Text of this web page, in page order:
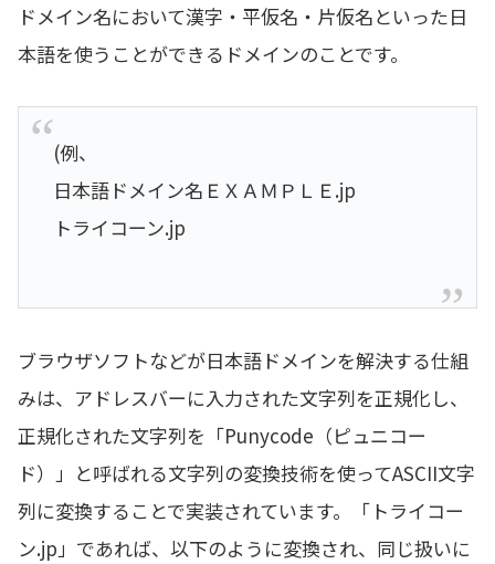
ドメイン名において漢字・平仮名・片仮名といった日
本語を使うことができるドメインのことです。
(例、
日本語ドメイン名ＥＸＡＭＰＬＥ.jp
トライコーン.jp
ブラウザソフトなどが日本語ドメインを解決する仕組
みは、アドレスバーに入力された文字列を正規化し、
正規化された文字列を「Punycode（ピュニコー
ド）」と呼ばれる文字列の変換技術を使ってASCII文字
列に変換することで実装されています。「トライコー
ン.jp」であれば、以下のように変換され、同じ扱いに